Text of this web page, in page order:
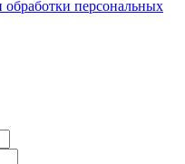
обработки персональных